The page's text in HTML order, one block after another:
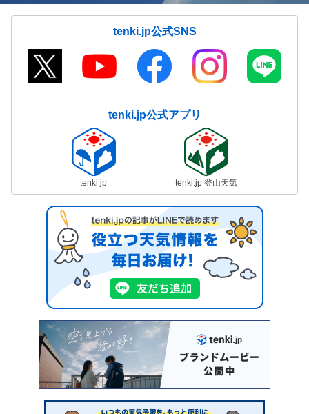
tenki.jp公式SNS
tenki.jp公式アプリ
tenki.jp tenki.jp 登山天気